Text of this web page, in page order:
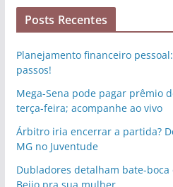
Posts Recentes
Planejamento financeiro
passos!
Mega-Sena pode pagar prêmio
terça-feira; acompanhe ao vivo
Árbitro iria encerrar a partida?
MG no Juventude
Dubladores detalham bate-